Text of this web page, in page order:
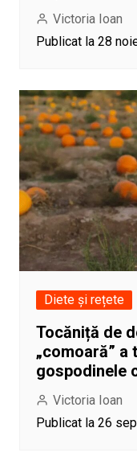
Victoria Ioan
Publicat la 28
Diete și rețete
Tocăniță de
„comoară” a
gospodinele
Victoria Ioan
Publicat la 26